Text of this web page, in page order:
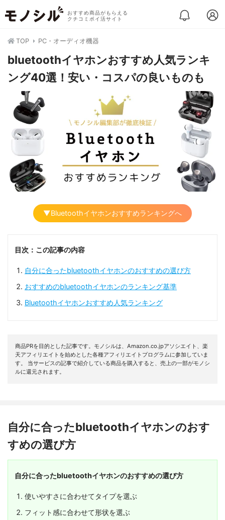
おすすめ商品がもらえる
クチコミポイ活サイト
TOP PC・オーディオ機器
bluetoothイヤホンおすすめ人気ランキ
ング40選！安い・コスパの良いものも
▼Bluetoothイヤホンおすすめランキングへ
目次：この記事の内容
自分に合ったbluetoothイヤホンのおすすめの選び方
おすすめのbluetoothイヤホンのランキング基準
Bluetoothイヤホンおすすめ人気ランキング
商品PRを目的とした記事です。モノシルは、Amazon.co.jpアソシエイト、楽
天アフィリエイトを始めとした各種アフィリエイトプログラムに参加していま
す。 当サービスの記事で紹介している商品を購入すると、売上の一部がモノシ
ルに還元されます。
自分に合ったbluetoothイヤホンのおす
すめの選び方
自分に合ったbluetoothイヤホンのおすすめの選び方
使いやすさに合わせてタイプを選ぶ
フィット感に合わせて形状を選ぶ